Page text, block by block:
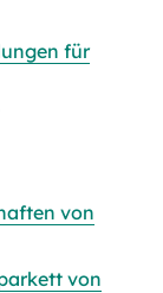
für
von
von